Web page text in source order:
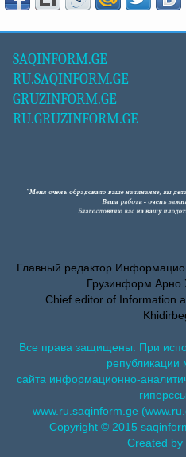
SAQINFORM.GE
RU.SAQINFORM.GE
GRUZINFORM.GE
RU.GRUZINFORM.GE
Главный редактор
Грузинформ Арно
Chief editor of Information
Все права защищены. При
републикации
сайта информационно-
www.ru.saqinform.ge
Copyright © 2015
Created by